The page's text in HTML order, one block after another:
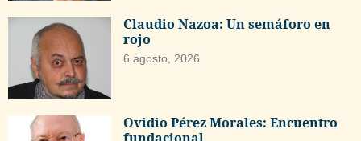
Claudio Nazoa: Un semáforo en
rojo
6 agosto, 2026
Ovidio Pérez Morales: Encuentro
fundacional